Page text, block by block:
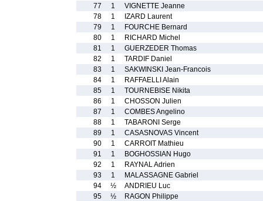
77
1
VIGNETTE Jeanne
78
1
IZARD Laurent
79
1
FOURCHE Bernard
80
1
RICHARD Michel
81
1
GUERZEDER Thomas
82
1
TARDIF Daniel
83
1
SAKWINSKI Jean-Francois
84
1
RAFFAELLI Alain
85
1
TOURNEBISE Nikita
86
1
CHOSSON Julien
87
1
COMBES Angelino
88
1
TABARONI Serge
89
1
CASASNOVAS Vincent
90
1
CARROIT Mathieu
91
1
BOGHOSSIAN Hugo
92
1
RAYNAL Adrien
93
1
MALASSAGNE Gabriel
94
½
ANDRIEU Luc
95
½
RAGON Philippe